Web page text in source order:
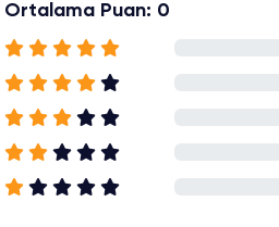
Ortalama Puan: 0